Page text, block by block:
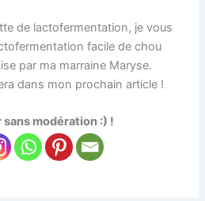
de lactofermentation, je vous
facile de chou
par ma marraine Maryse.
dans mon prochain article !
modération :) !